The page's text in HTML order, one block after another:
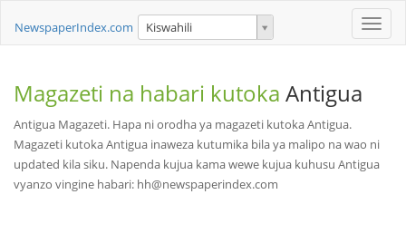
Toggle
NewspaperIndex.com Kiswahili
Magazeti na habari kutoka Antigua
Antigua Magazeti. Hapa ni orodha ya magazeti kutoka Antigua.
Magazeti kutoka Antigua inaweza kutumika bila ya malipo na wao ni
updated kila siku. Napenda kujua kama wewe kujua kuhusu Antigua
vyanzo vingine habari: hh@newspaperindex.com